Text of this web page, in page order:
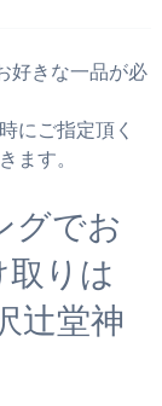
好きな一品が必
にご指定頂く
ます。
グでお
取りは
辻堂神